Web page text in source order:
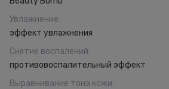
Увлажнение:
эффект увлажнения
Снятие воспалений:
противовоспалительный эффект
Выравнивание тона кожи: